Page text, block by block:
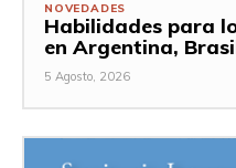
NOVEDADES
Habilidades para
en Argentina,
5 Agosto, 2026